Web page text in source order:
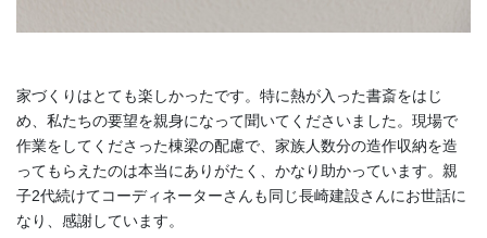
家づくりはとても楽しかったです。特に熱が入った書斎をはじ
め、私たちの要望を親身になって聞いてくださいました。現場で
作業をしてくださった棟梁の配慮で、家族人数分の造作収納を造
ってもらえたのは本当にありがたく、かなり助かっています。親
子2代続けてコーディネーターさんも同じ長崎建設さんにお世話に
なり、感謝しています。